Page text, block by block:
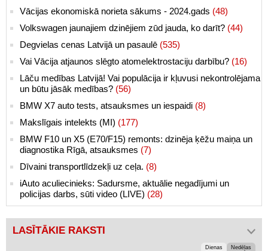
Vācijas ekonomiskā norieta sākums - 2024.gads (48)
Volkswagen jaunajiem dzinējiem zūd jauda, ko darīt? (44)
Degvielas cenas Latvijā un pasaulē (535)
Vai Vācija atjaunos slēgto atomelektrostaciju darbību? (16)
Lāču medības Latvijā! Vai populācija ir kļuvusi nekontrolējama
un būtu jāsāk medības? (56)
BMW X7 auto tests, atsauksmes un iespaidi (8)
Makslīgais intelekts (MI) (177)
BMW F10 un X5 (E70/F15) remonts: dzinēja ķēžu maiņa un
diagnostika Rīgā, atsauksmes (7)
Dīvaini transportlīdzekļi uz ceļa. (8)
iAuto aculiecinieks: Sadursme, aktuālie negadījumi un
policijas darbs, sūti video (LIVE) (28)
LASĪTĀKIE RAKSTI
Dienas Nedēļas